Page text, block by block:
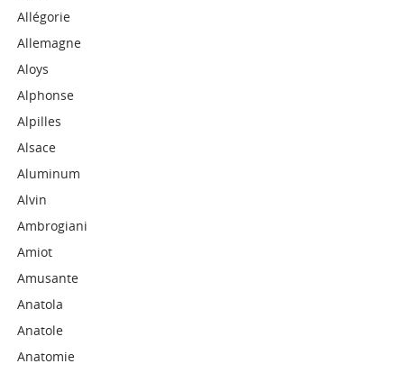
Allégorie
Allemagne
Aloys
Alphonse
Alpilles
Alsace
Aluminum
Alvin
Ambrogiani
Amiot
Amusante
Anatola
Anatole
Anatomie